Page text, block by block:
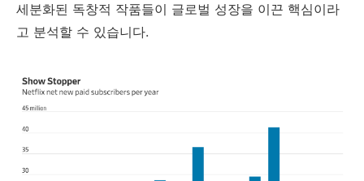
세분화된 독창적 작품들이 글로벌 성장을 이끈 핵심이라
고 분석할 수 있습니다.